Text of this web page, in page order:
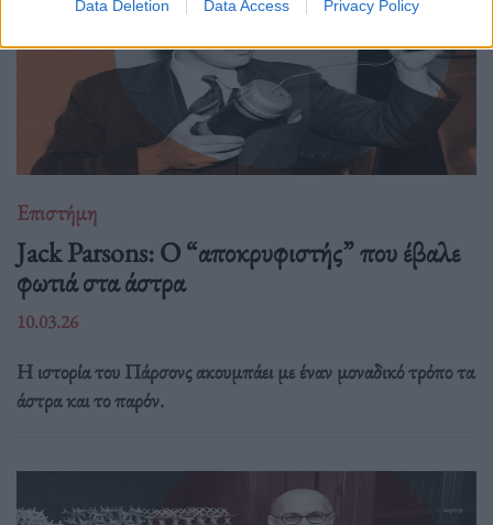
Data Deletion Data Access Privacy Policy
Επιστήμη
Jack Parsons: O “αποκρυφιστής” που έβαλε
φωτιά στα άστρα
10.03.26
Η ιστορία του Πάρσονς ακουμπάει με έναν μοναδικό τρόπο τα
άστρα και το παρόν.